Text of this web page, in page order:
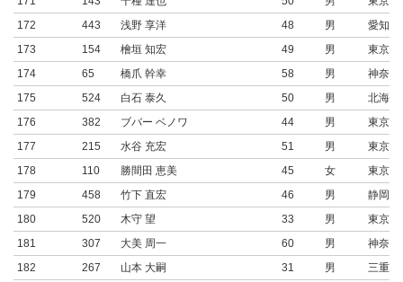
172
443 浅野 享洋 48 男
愛知県
173
154 檜垣 知宏 49 男
東京都
174
65 橋爪 幹幸 58 男
神奈川
175
524 白石 泰久 50 男
北海道
176
382 ブバー ベノワ 44 男
東京都
177
215 水谷 充宏 51 男
東京都
178
110 勝間田 恵美 45 女
東京都
179
458 竹下 直宏 46 男
静岡県
180
520 木守 望 33 男
東京都
181
307 大美 周一 60 男
神奈川
182
267 山本 大嗣 31 男
三重県